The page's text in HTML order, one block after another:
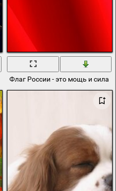
парня пробуждают радость,
Флаг России - это мощь и сила